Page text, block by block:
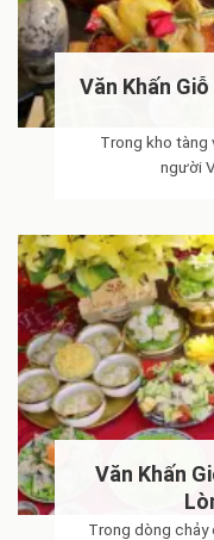
Văn Khấn
Trong kho tàng
người
Văn Khấn
Trong dòng chảy